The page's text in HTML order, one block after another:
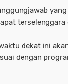
terselenggara
dekat ini
dengan